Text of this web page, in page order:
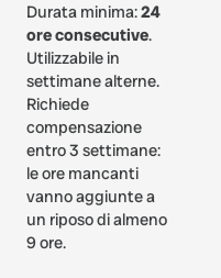
Durata minima:24
ore consecutive.
Utilizzabile in
settimane alterne.
Richiede
compensazione
entro 3 settimane:
le ore mancanti
vanno aggiunte a
un riposo di almeno
9 ore.